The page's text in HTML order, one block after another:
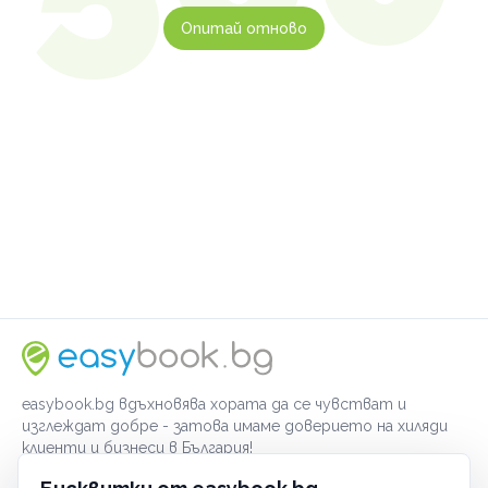
Опитай отново
easybook.bg вдъхновява хората да се чувстват и
изглеждат добре - затова имаме доверието на хиляди
клиенти и бизнеси в България!